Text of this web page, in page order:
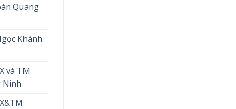
Quang
Khánh
và TM
Ninh